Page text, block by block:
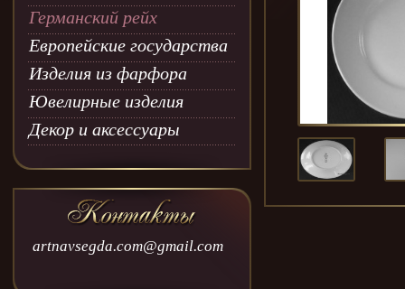
Германский рейх
Европейские государства
Изделия из фарфора
Ювелирные изделия
Декор и аксессуары
artnavsegda.com@gmail.com